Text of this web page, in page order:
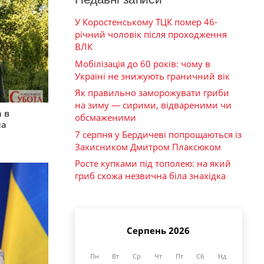
в
У Коростенському ТЦК помер 46-
річний чоловік після проходження
ВЛК
Мобілізація до 60 років: чому в
Україні не знижують граничний вік
Як правильно заморожувати гриби
на зиму — сирими, відвареними чи
обсмаженими
7 серпня у Бердичеві попрощаються із
Захисником Дмитром Плаксюком
Росте купками під тополею: на який
гриб схожа незвична біла знахідка
Серпень 2026
Пн Вт Ср Чт Пт Сб Нд